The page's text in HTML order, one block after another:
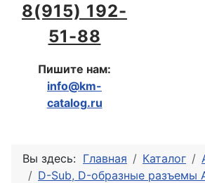
8(915) 192-
51-88
Пишите нам:
info@km-
catalog.ru
Вы здесь: Главная Каталог
D-Sub, D-образные разъемы